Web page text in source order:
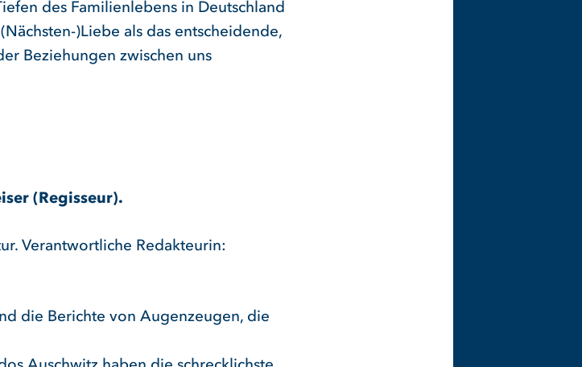
des Familienlebens in Deutschland
)Liebe als das entscheidende,
Beziehungen zwischen uns
(Regisseur).
Verantwortliche Redakteurin:
die Berichte von Augenzeugen, die